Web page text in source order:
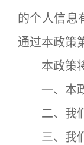
的个人信息
通过本政策
本政策将
一、本政
二、我们
三、我们